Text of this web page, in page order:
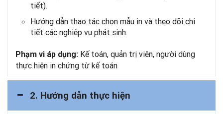
tiết).
Hướng dẫn thao tác chọn mẫu in và theo dõi chi
tiết các nghiệp vụ phát sinh.
Phạm vi áp dụng: Kế toán, quản trị viên, người dùng
thực hiện in chứng từ kế toán
2. Hướng dẫn thực hiện